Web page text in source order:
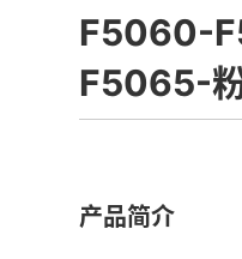
F5060-
F5065-
产品简介